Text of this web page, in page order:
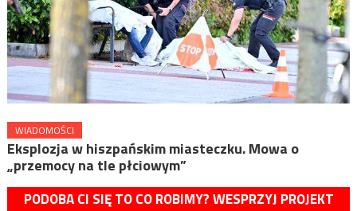
WIADOMOŚCI
Eksplozja w hiszpańskim miasteczku. Mowa o
„przemocy na tle płciowym”
PODOBA CI SIĘ TO CO ROBIMY? WESPRZYJ PROJEKT